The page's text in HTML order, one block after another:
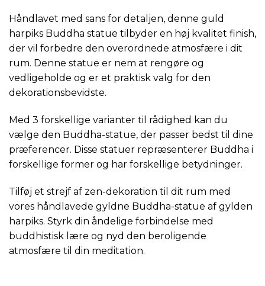
Håndlavet med sans for detaljen, denne guld
harpiks Buddha statue tilbyder en høj kvalitet finish,
der vil forbedre den overordnede atmosfære i dit
rum. Denne statue er nem at rengøre og
vedligeholde og er et praktisk valg for den
dekorationsbevidste.
Med 3 forskellige varianter til rådighed kan du
vælge den Buddha-statue, der passer bedst til dine
præferencer. Disse statuer repræsenterer Buddha i
forskellige former og har forskellige betydninger.
Tilføj et strejf af zen-dekoration til dit rum med
vores håndlavede gyldne Buddha-statue af gylden
harpiks. Styrk din åndelige forbindelse med
buddhistisk lære og nyd den beroligende
atmosfære til din meditation.